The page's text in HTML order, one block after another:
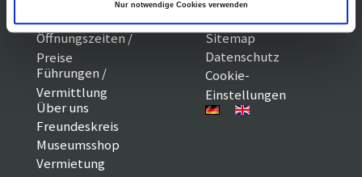
Nur notwendige Cookies verwenden
Kontakt / Anfahrt
Öffnungszeiten /
Preise
Führungen /
Vermittlung
Über uns
Freundeskreis
Museumsshop
Vermietung
Impressum
Sitemap
Datenschutz
Cookie-
Einstellungen